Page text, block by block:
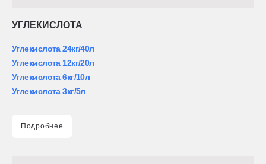
УГЛЕКИСЛОТА
Углекислота 24кг/40л
Углекислота 12кг/20л
Углекислота 6кг/10л
Углекислота 3кг/5л
Подробнее